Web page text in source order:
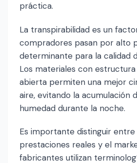
práctica.
La transpirabilidad es un
compradores pasan por alto
determinante para la calidad
Los materiales con
abierta permiten una mejor
aire, evitando la acumulación
humedad durante la noche.
Es importante distinguir entre
prestaciones reales y el
fabricantes utilizan